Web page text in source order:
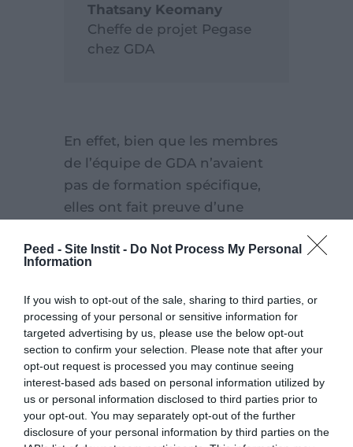
Peed - Site Instit - Do Not Process My Personal
Information
If you wish to opt-out of the sale, sharing to third parties, or
processing of your personal or sensitive information for
targeted advertising by us, please use the below opt-out
section to confirm your selection. Please note that after your
opt-out request is processed you may continue seeing
interest-based ads based on personal information utilized by
us or personal information disclosed to third parties prior to
your opt-out. You may separately opt-out of the further
disclosure of your personal information by third parties on the
Thatsany Keomany
Cheffe de projet Pegase
chez GDA
En effet, bien que les membres
de l’équipe de GDA n’avaient
pas de formation spécifique,
elles ont fait preuve d’une
mois et se sont approprié le
notre coaching resserré, les
travailleuses sociales sont
aujourd’hui capables de
manipuler les outils de suivi des
familles et de la méthodologie
d’assistante sociale, mais aussi
de former LWU sur certains